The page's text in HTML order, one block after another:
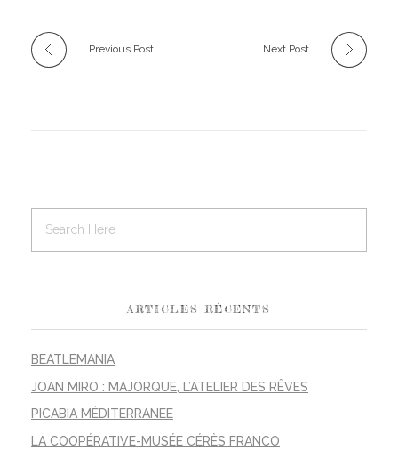
Previous Post Next Post
ARTICLES RÉCENTS
BEATLEMANIA
JOAN MIRO : MAJORQUE, L’ATELIER DES RÊVES
PICABIA MÉDITERRANÉE
LA COOPÉRATIVE-MUSÉE CÉRÈS FRANCO